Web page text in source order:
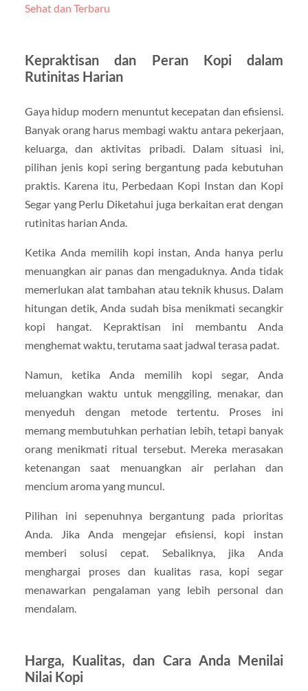
Sehat dan Terbaru
Kepraktisan dan Peran Kopi dalam
Rutinitas Harian
Gaya hidup modern menuntut kecepatan dan efisiensi.
Banyak orang harus membagi waktu antara pekerjaan,
keluarga, dan aktivitas pribadi. Dalam situasi ini,
pilihan jenis kopi sering bergantung pada kebutuhan
praktis. Karena itu, Perbedaan Kopi Instan dan Kopi
Segar yang Perlu Diketahui juga berkaitan erat dengan
rutinitas harian Anda.
Ketika Anda memilih kopi instan, Anda hanya perlu
menuangkan air panas dan mengaduknya. Anda tidak
memerlukan alat tambahan atau teknik khusus. Dalam
hitungan detik, Anda sudah bisa menikmati secangkir
kopi hangat. Kepraktisan ini membantu Anda
menghemat waktu, terutama saat jadwal terasa padat.
Namun, ketika Anda memilih kopi segar, Anda
meluangkan waktu untuk menggiling, menakar, dan
menyeduh dengan metode tertentu. Proses ini
memang membutuhkan perhatian lebih, tetapi banyak
orang menikmati ritual tersebut. Mereka merasakan
ketenangan saat menuangkan air perlahan dan
mencium aroma yang muncul.
Pilihan ini sepenuhnya bergantung pada prioritas
Anda. Jika Anda mengejar efisiensi, kopi instan
memberi solusi cepat. Sebaliknya, jika Anda
menghargai proses dan kualitas rasa, kopi segar
menawarkan pengalaman yang lebih personal dan
mendalam.
Harga, Kualitas, dan Cara Anda Menilai
Nilai Kopi